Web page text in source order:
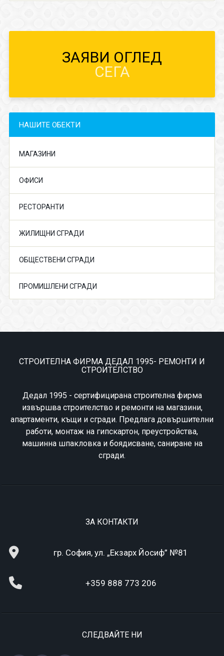
ЗАЯВИ ОГЛЕД
СЕГА
НАШИТЕ ОБЕКТИ
МАГАЗИНИ
ОФИСИ
РЕСТОРАНТИ
ЖИЛИЩНИ СГРАДИ
ОБЩЕСТВЕНИ СГРАДИ
ПРОМИШЛЕНИ СГРАДИ
СТРОИТЕЛНА ФИРМА ДЕДАЛ 1995- РЕМОНТИ И
СТРОИТЕЛСТВО
Дедал 1995 - сертифицирана строителна фирма
извършва строителство и ремонти на магазини,
апартаменти, къщи и сгради. Предлага довършителни
работи, монтаж на гипскартон, преустройства,
машинна шпакловка и боядисване, саниране на
сгради.
ЗА КОНТАКТИ
гр. София, ул. „Екзарх Йосиф” №81
+359 888 773 206
СЛЕДВАЙТЕ НИ